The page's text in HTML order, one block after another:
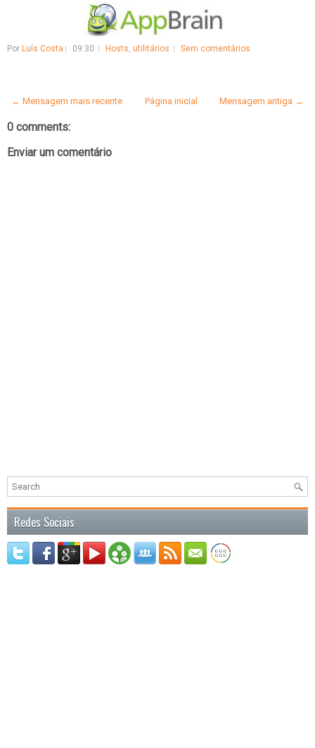
Por Luís Costa 09:30 Hosts, utilitários Sem comentários
← Mensagem mais recente Mensagem antiga →
Página inicial
0 comments:
Enviar um comentário
Redes Sociais